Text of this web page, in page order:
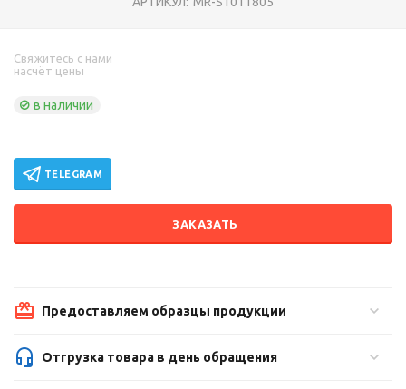
Свяжитесь с нами
насчёт цены
в наличии
TELEGRAM
ЗАКАЗАТЬ
Предоставляем образцы продукции
Отгрузка товара в день обращения